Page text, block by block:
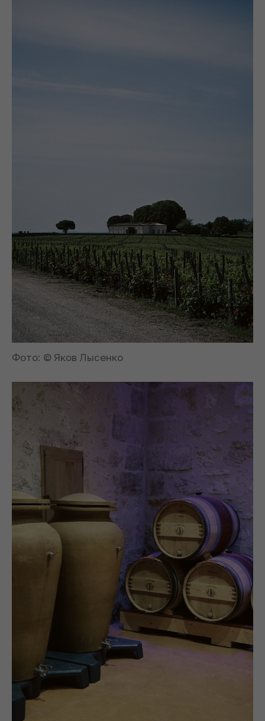
Фото: © Яков Лысенко